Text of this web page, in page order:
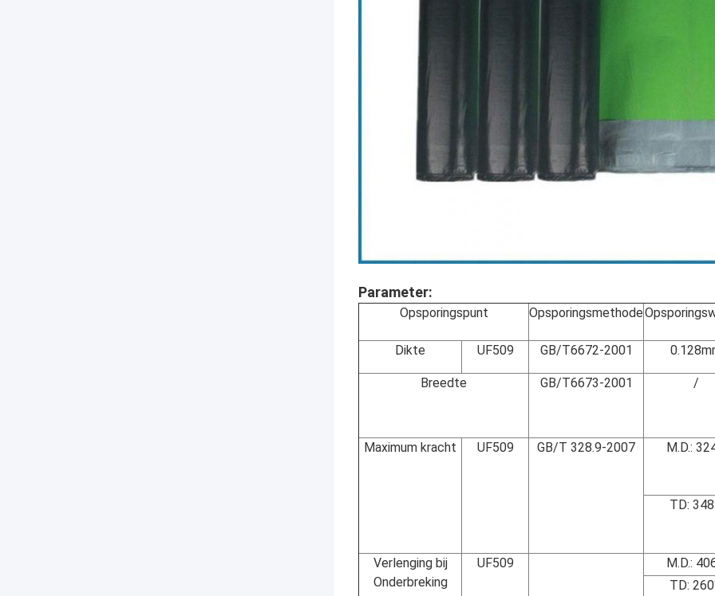
Parameter:
Opsporingspunt Opsporingsmethode
Dikte UF509 GB/T6672-2001
Breedte GB/T6673-2001 /
Maximum kracht UF509 GB/T 328.9-2007 M.D.:
TD:
Verlenging bij
Onderbreking
UF509
M.D.:
TD: